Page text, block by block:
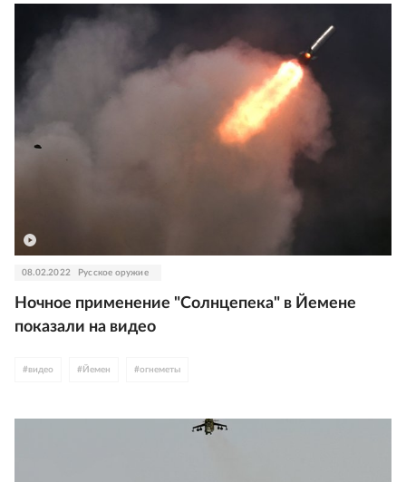
08.02.2022 Русское оружие
Ночное применение "Солнцепека" в Йемене
показали на видео
#видео # Йемен #огнеметы